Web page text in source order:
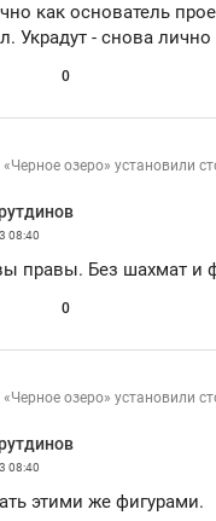
как основатель
Украдут - снова
0
«Черное озеро» установили
08:40
правы. Без шахмат и
0
«Черное озеро» установили
08:40
этими же фигурами.
Рекомендуем
150 камер до
ID вместо ключа: